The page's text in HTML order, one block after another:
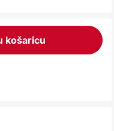
košaricu